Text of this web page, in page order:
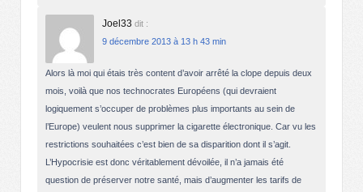
Joel33 dit :
9 décembre 2013 à 13 h 43 min
Alors là moi qui étais très content d’avoir arrêté la clope depuis deux
mois, voilà que nos technocrates Européens (qui devraient
logiquement s’occuper de problèmes plus importants au sein de
l’Europe) veulent nous supprimer la cigarette électronique. Car vu les
restrictions souhaitées c’est bien de sa disparition dont il s’agit.
L’Hypocrisie est donc véritablement dévoilée, il n’a jamais été
question de préserver notre santé, mais d’augmenter les tarifs de